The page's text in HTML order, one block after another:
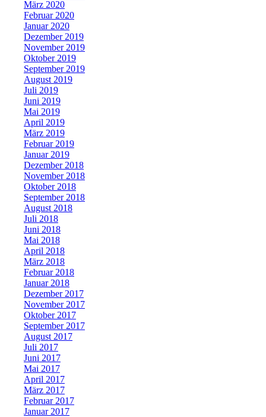
März 2020
Februar 2020
Januar 2020
Dezember 2019
November 2019
Oktober 2019
September 2019
August 2019
Juli 2019
Juni 2019
Mai 2019
April 2019
März 2019
Februar 2019
Januar 2019
Dezember 2018
November 2018
Oktober 2018
September 2018
August 2018
Juli 2018
Juni 2018
Mai 2018
April 2018
März 2018
Februar 2018
Januar 2018
Dezember 2017
November 2017
Oktober 2017
September 2017
August 2017
Juli 2017
Juni 2017
Mai 2017
April 2017
März 2017
Februar 2017
Januar 2017